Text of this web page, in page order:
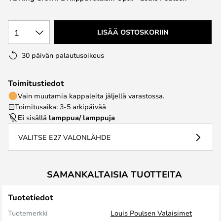
1 LISÄÄ OSTOSKORIIN
30 päivän palautusoikeus
Toimitustiedot
Vain muutamia kappaleita jäljellä varastossa.
Toimitusaika: 3-5 arkipäivää
Ei sisällä lamppua/ lamppuja
VALITSE E27 VALONLÄHDE
SAMANKALTAISIA TUOTTEITA
Tuotetiedot
Tuotemerkki
Louis Poulsen Valaisimet